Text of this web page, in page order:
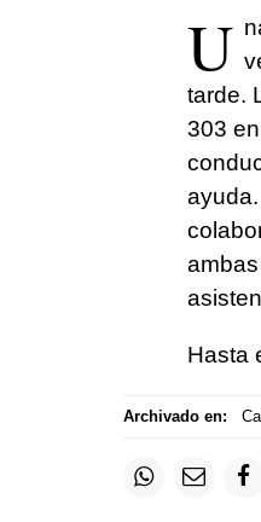
U
tarde.
303
Hasta
Archivado en: